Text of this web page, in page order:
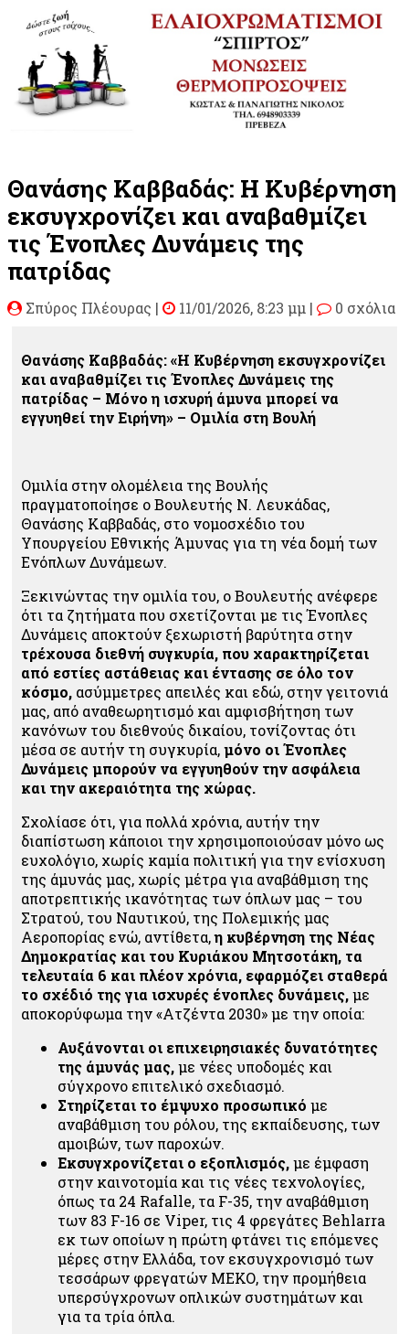
Θανάσης Καββαδάς: Η Κυβέρνηση
εκσυγχρονίζει και αναβαθμίζει
τις Ένοπλες Δυνάμεις της
πατρίδας
Σπύρος Πλέουρας | 11/01/2026, 8:23 μμ | 0 σχόλια
Θανάσης Καββαδάς: «Η Κυβέρνηση εκσυγχρονίζει
και αναβαθμίζει τις Ένοπλες Δυνάμεις της
πατρίδας – Μόνο η ισχυρή άμυνα μπορεί να
εγγυηθεί την Ειρήνη» – Ομιλία στη Βουλή
Ομιλία στην ολομέλεια της Βουλής
πραγματοποίησε ο Βουλευτής Ν. Λευκάδας,
Θανάσης Καββαδάς, στο νομοσχέδιο του
Υπουργείου Εθνικής Άμυνας για τη νέα δομή των
Ενόπλων Δυνάμεων.
Ξεκινώντας την ομιλία του, ο Βουλευτής ανέφερε
ότι τα ζητήματα που σχετίζονται με τις Ένοπλες
Δυνάμεις αποκτούν ξεχωριστή βαρύτητα στην
τρέχουσα διεθνή συγκυρία, που χαρακτηρίζεται
από εστίες αστάθειας και έντασης σε όλο τον
κόσμο, ασύμμετρες απειλές και εδώ, στην γειτονιά
μας, από αναθεωρητισμό και αμφισβήτηση των
κανόνων του διεθνούς δικαίου, τονίζοντας ότι
μέσα σε αυτήν τη συγκυρία,μόνο οι Ένοπλες
Δυνάμεις μπορούν να εγγυηθούν την ασφάλεια
και την ακεραιότητα της χώρας.
Σχολίασε ότι, για πολλά χρόνια, αυτήν την
διαπίστωση κάποιοι την χρησιμοποιούσαν μόνο ως
ευχολόγιο, χωρίς καμία πολιτική για την ενίσχυση
της άμυνάς μας, χωρίς μέτρα για αναβάθμιση της
αποτρεπτικής ικανότητας των όπλων μας – του
Στρατού, του Ναυτικού, της Πολεμικής μας
Αεροπορίας ενώ, αντίθετα,η κυβέρνηση της Νέας
Δημοκρατίας και του Κυριάκου Μητσοτάκη, τα
τελευταία 6 και πλέον χρόνια, εφαρμόζει σταθερά
το σχέδιό της για ισχυρές ένοπλες δυνάμεις,με
αποκορύφωμα την «Ατζέντα 2030» με την οποία:
Αυξάνονται οι επιχειρησιακές δυνατότητες
της άμυνάς μας,με νέες υποδομές και
σύγχρονο επιτελικό σχεδιασμό.
Στηρίζεται το έμψυχο προσωπικό με
αναβάθμιση του ρόλου, της εκπαίδευσης, των
αμοιβών, των παροχών.
Εκσυγχρονίζεται ο εξοπλισμός,με έμφαση
στην καινοτομία και τις νέες τεχνολογίες,
όπως τα 24 Rafalle, τα F-35, την αναβάθμιση
των 83 F-16 σε Viper, τις 4 φρεγάτες Behlarra
εκ των οποίων η πρώτη φτάνει τις επόμενες
μέρες στην Ελλάδα, τον εκσυγχρονισμό των
τεσσάρων φρεγατών ΜΕΚΟ, την προμήθεια
υπερσύγχρονων οπλικών συστημάτων και
για τα τρία όπλα.